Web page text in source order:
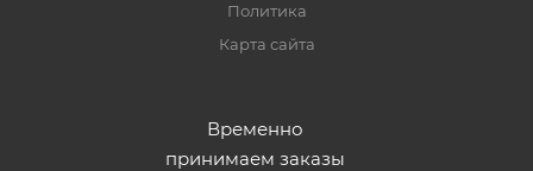
Политика
Карта сайта
Временно
принимаем заказы